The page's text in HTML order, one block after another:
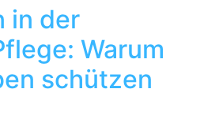
in der
Warum
schützen